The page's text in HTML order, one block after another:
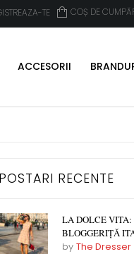
COȘ DE
TE
ACCESORII
POSTARI RECENTE
LA DOLCE
BLOGGERIȚĂ
by The Dresser